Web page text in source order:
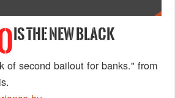
IS THE NEW BLACK
of second bailout for banks." from